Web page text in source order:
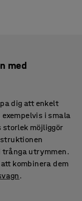
med
dig att enkelt
i smala
möjliggör
utrymmen.
kombinera dem
.